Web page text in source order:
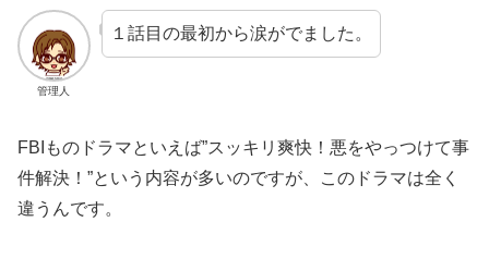
管理人
１話目の最初から涙がでました。
FBIものドラマといえば”スッキリ爽快！悪をやっつけて事
件解決！”という内容が多いのですが、このドラマは全く
違うんです。